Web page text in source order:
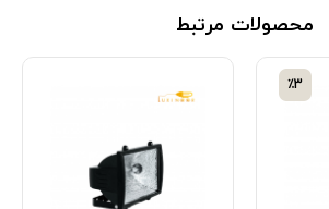
محصولات مرتبط
٪3